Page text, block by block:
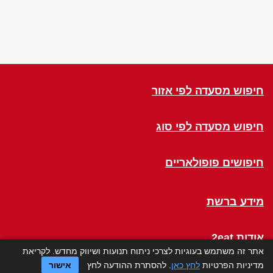
חיפוש מסעדה לפי אזור
חיפוש מסעדה לפי סוג
חיפושים פופולאריים
מידע ברשת
אודות 2eat
Click a Table
אתר זה משתמש בעוגיות לצרכי ניתוח תנועות ושיווק מחדש. לקריאת
מדיניות הפרטיות לחץ כאן . להסתרת ההודעה לחץ אישור